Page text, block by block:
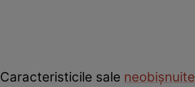
Caracteristicile sale neobișnuite